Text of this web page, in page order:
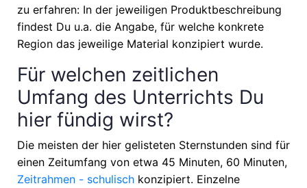
zu erfahren: In der jeweiligen Produktbeschreibung
findest Du u.a. die Angabe, für welche konkrete
Region das jeweilige Material konzipiert wurde.
Für welchen zeitlichen
Umfang des Unterrichts Du
hier fündig wirst?
Die meisten der hier gelisteten Sternstunden sind für
einen Zeitumfang von etwa 45 Minuten, 60 Minuten,
Zeitrahmen - schulisch konzipiert. Einzelne